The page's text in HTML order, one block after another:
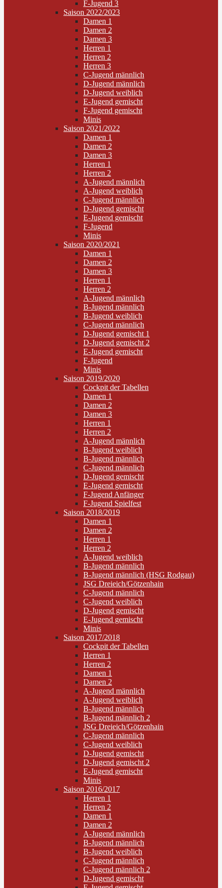
F-Jugend 3
Saison 2022/2023
Damen 1
Damen 2
Damen 3
Herren 1
Herren 2
Herren 3
C-Jugend männlich
D-Jugend männlich
D-Jugend weiblich
E-Jugend gemischt
F-Jugend gemischt
Minis
Saison 2021/2022
Damen 1
Damen 2
Damen 3
Herren 1
Herren 2
A-Jugend männlich
A-Jugend weiblich
C-Jugend männlich
D-Jugend gemischt
E-Jugend gemischt
F-Jugend
Minis
Saison 2020/2021
Damen 1
Damen 2
Damen 3
Herren 1
Herren 2
A-Jugend männlich
B-Jugend männlich
B-Jugend weiblich
C-Jugend männlich
D-Jugend gemischt 1
D-Jugend gemischt 2
E-Jugend gemischt
F-Jugend
Minis
Saison 2019/2020
Cockpit der Tabellen
Damen 1
Damen 2
Damen 3
Herren 1
Herren 2
A-Jugend männlich
B-Jugend weiblich
B-Jugend männlich
C-Jugend männlich
D-Jugend gemischt
E-Jugend gemischt
F-Jugend Anfänger
F-Jugend Spielfest
Saison 2018/2019
Damen 1
Damen 2
Herren 1
Herren 2
A-Jugend weiblich
B-Jugend männlich
B-Jugend männlich (HSG Rodgau)
JSG Dreieich/Götzenhain
C-Jugend männlich
C-Jugend weiblich
D-Jugend gemischt
E-Jugend gemischt
Minis
Saison 2017/2018
Cockpit der Tabellen
Herren 1
Herren 2
Damen 1
Damen 2
A-Jugend männlich
A-Jugend weiblich
B-Jugend männlich
B-Jugend männlich 2
JSG Dreieich/Götzenhain
C-Jugend männlich
C-Jugend weiblich
D-Jugend gemischt
D-Jugend gemischt 2
E-Jugend gemischt
Minis
Saison 2016/2017
Herren 1
Herren 2
Damen 1
Damen 2
A-Jugend männlich
B-Jugend männlich
B-Jugend weiblich
C-Jugend männlich
C-Jugend männlich 2
D-Jugend gemischt